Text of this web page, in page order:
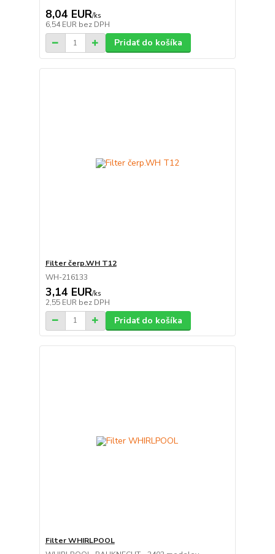
8,04 EUR/ks
6,54 EUR bez DPH
Pridať do košíka
Filter čerp.WH T12
WH-216133
3,14 EUR/ks
2,55 EUR bez DPH
Pridať do košíka
Filter WHIRLPOOL